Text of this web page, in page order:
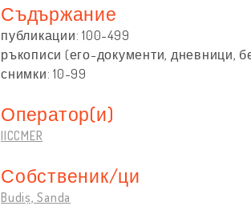
Съдържание
публикации: 100-499
ръкописи (его-документи, дневници,
снимки: 10-99
Оператор(и)
IICCMER
Собственик/ци
Budiș, Sanda